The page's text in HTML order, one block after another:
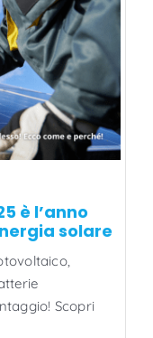
è l’anno
solare
Scopri